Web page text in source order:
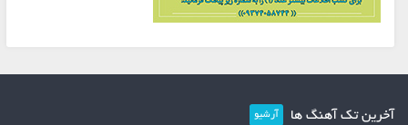
آخرین تک آهنگ ها آرشیو